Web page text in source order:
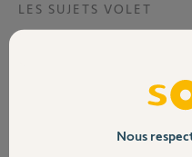
Volet
LES SUJETS VOLET
Réinitialiser
Nous